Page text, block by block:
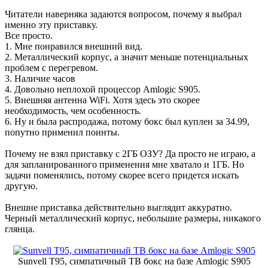
Читатели наверняка задаются вопросом, почему я выбрал
именно эту приставку.
Все просто.
1. Мне понравился внешний вид.
2. Металлический корпус, а значит меньше потенциальных
проблем с перегревом.
3. Наличие часов
4. Довольно неплохой процессор Amlogic S905.
5. Внешняя антенна WiFi. Хотя здесь это скорее
необходимость, чем особенность.
6. Ну и была распродажа, потому бокс был куплен за 34.99,
попутно применил поинты.
Почему не взял приставку с 2ГБ ОЗУ? Да просто не играю, а
для запланированного применения мне хватало и 1ГБ. Но
задачи поменялись, потому скорее всего придется искать
другую.
Внешне приставка действительно выглядит аккуратно.
Черный металлический корпус, небольшие размеры, никакого
глянца.
Sunvell T95, симпатичный ТВ бокс на базе Amlogic S905